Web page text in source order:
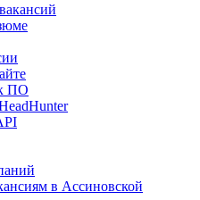
ПО
в Ассиновской